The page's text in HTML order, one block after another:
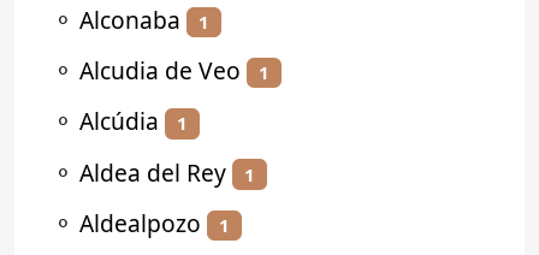
⚬ Alconaba 1
⚬ Alcudia de Veo 1
⚬ Alcúdia 1
⚬ Aldea del Rey 1
⚬ Aldealpozo 1